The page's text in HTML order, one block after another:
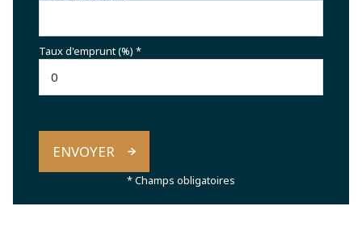
Taux d'emprunt (%) *
ENVOYER
* Champs obligatoires